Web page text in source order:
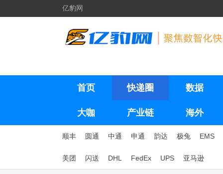
亿豹网
首页 快递圈 数据
大咖 产业链 海外
顺丰 圆通 中通 申通 韵达 极兔 EMS
美团 闪送 DHL FedEx UPS 亚马逊